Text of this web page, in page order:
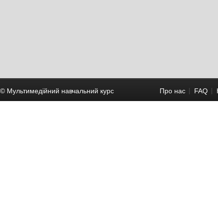
© Мультимедійний навчальний курc Про нас FAQ